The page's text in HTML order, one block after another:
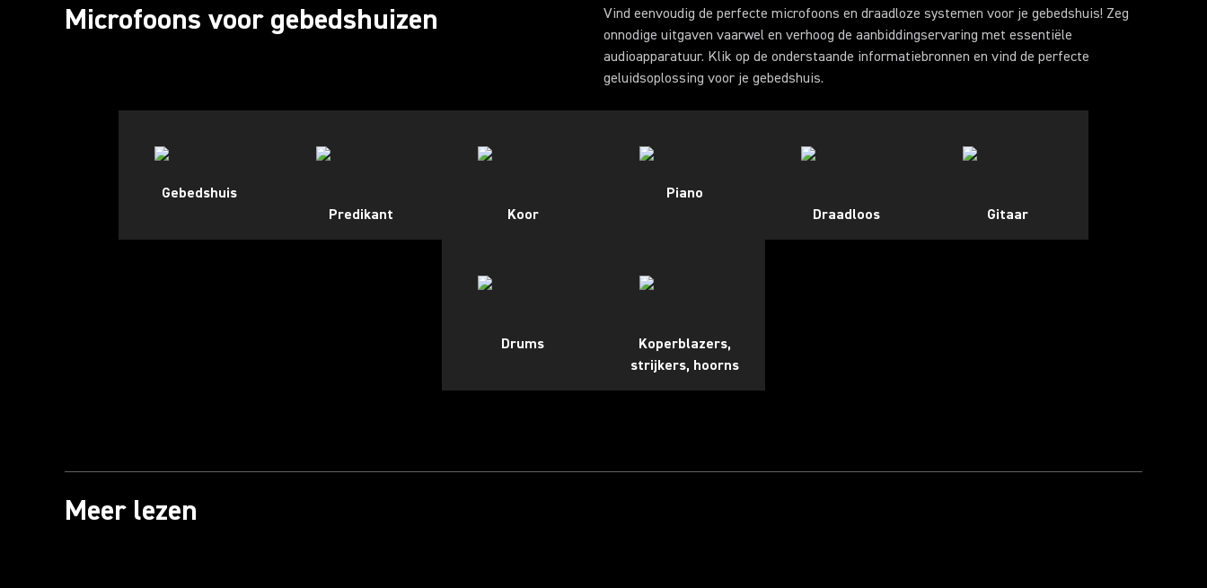
Microfoons voor gebedshuizen
Vind eenvoudig de perfecte microfoons en draadloze systemen voor je gebedshuis! Zeg
onnodige uitgaven vaarwel en verhoog de aanbiddingservaring met essentiële
audioapparatuur. Klik op de onderstaande informatiebronnen en vind de perfecte
geluidsoplossing voor je gebedshuis.
Gebedshuis
Predikant
Koor
Piano
Draadloos
Gitaar
Drums
Koperblazers,
strijkers, hoorns
Meer lezen